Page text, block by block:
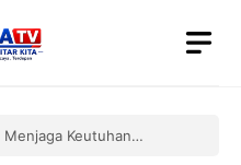
Menjaga Keutuhan